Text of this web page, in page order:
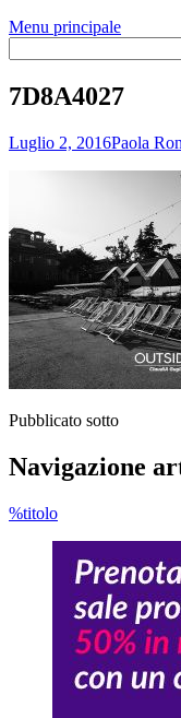
Menu principale
7D8A4027
Luglio 2, 2016Paola
Pubblicato sotto
Navigazione
%titolo